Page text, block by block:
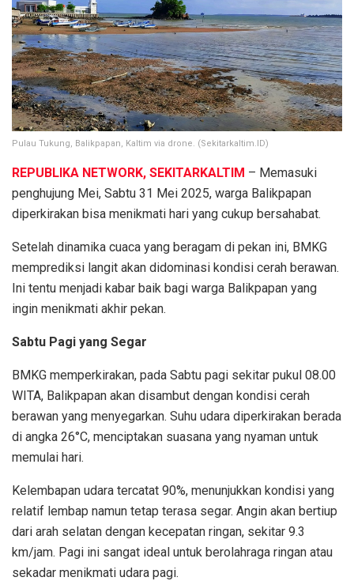
Pulau Tukung, Balikpapan, Kaltim via drone. (Sekitarkaltim.ID)
REPUBLIKA NETWORK, SEKITARKALTIM – Memasuki
penghujung Mei, Sabtu 31 Mei 2025, warga Balikpapan
diperkirakan bisa menikmati hari yang cukup bersahabat.
Setelah dinamika cuaca yang beragam di pekan ini, BMKG
memprediksi langit akan didominasi kondisi cerah berawan.
Ini tentu menjadi kabar baik bagi warga Balikpapan yang
ingin menikmati akhir pekan.
Sabtu Pagi yang Segar
BMKG memperkirakan, pada Sabtu pagi sekitar pukul 08.00
WITA, Balikpapan akan disambut dengan kondisi cerah
berawan yang menyegarkan. Suhu udara diperkirakan berada
di angka 26°C, menciptakan suasana yang nyaman untuk
memulai hari.
Kelembapan udara tercatat 90%, menunjukkan kondisi yang
relatif lembap namun tetap terasa segar. Angin akan bertiup
dari arah selatan dengan kecepatan ringan, sekitar 9.3
km/jam. Pagi ini sangat ideal untuk berolahraga ringan atau
sekadar menikmati udara pagi.